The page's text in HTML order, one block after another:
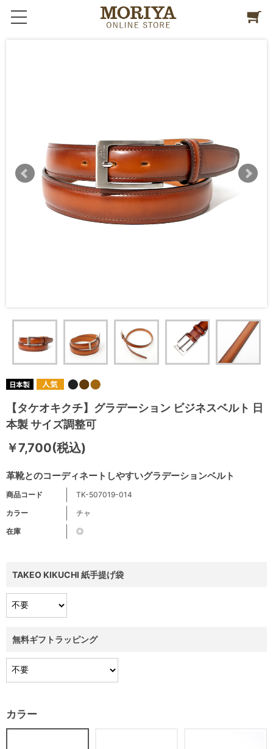
【タケオキクチ】グラデーション ビジネスベルト 日
本製 サイズ調整可
革靴とのコーディネートしやすいグラデーションベルト
￥7,700(税込)
商品コード
TK-507019-014
カラー
チャ
在庫
◎
TAKEO KIKUCHI 紙手提げ袋
無料ギフトラッピング
カラー